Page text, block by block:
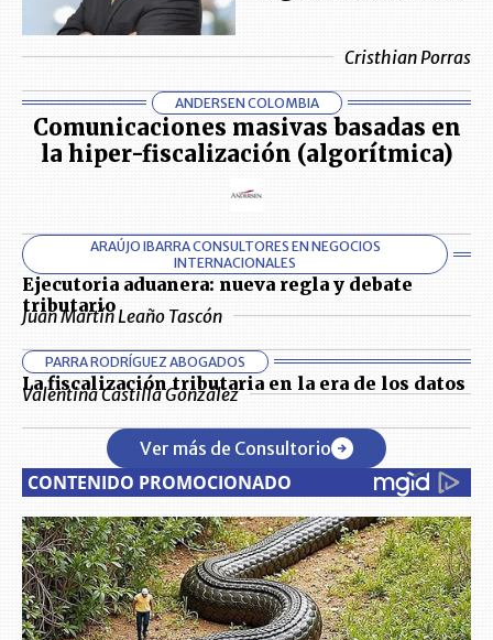
Cristhian Porras
ANDERSEN COLOMBIA
Comunicaciones masivas basadas en
la hiper-fiscalización (algorítmica)
ARAÚJO IBARRA CONSULTORES EN NEGOCIOS
INTERNACIONALES
Ejecutoria aduanera: nueva regla y debate
tributario
Juan Martín Leaño Tascón
PARRA RODRÍGUEZ ABOGADOS
La fiscalización tributaria en la era de los datos
Valentina Castilla González
Ver más de Consultorio